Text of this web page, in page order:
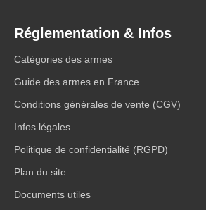
Réglementation & Infos
Catégories des armes
Guide des armes en France
Conditions générales de vente (CGV)
Infos légales
Politique de confidentialité (RGPD)
Plan du site
Documents utiles